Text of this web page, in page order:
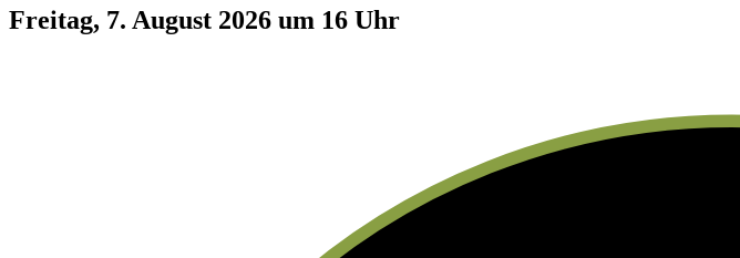
Freitag, 7. August 2026 um 16 Uhr